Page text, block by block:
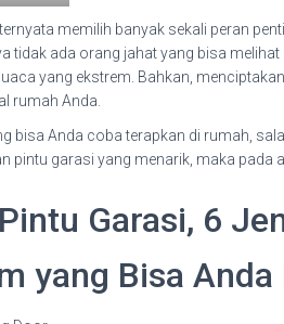
memilih banyak sekali peran
tidak ada orang jahat yang bisa
yang ekstrem. Bahkan,
rumah Anda.
bisa Anda coba terapkan di rumah,
pintu garasi yang menarik, maka pada
Garasi, 6
yang Bisa Anda